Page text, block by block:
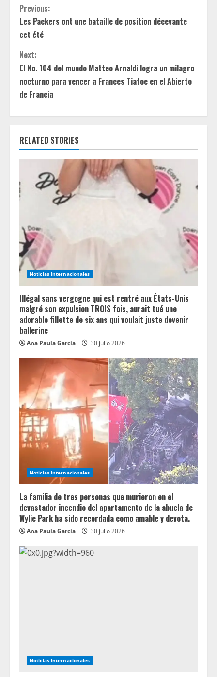
C
o
n
t
i
n
u
e
e
d
i
n
g
Previous:
Les Packers ont une bataille de position décevante
cet été
Next:
El No. 104 del mundo Matteo Arnaldi logra un milagro
nocturno para vencer a Frances Tiafoe en el Abierto
de Francia
RELATED STORIES
Noticias Internacionales
Illégal sans vergogne qui est rentré aux États-Unis
malgré son expulsion TROIS fois, aurait tué une
adorable fillette de six ans qui voulait juste devenir
ballerine
Ana Paula García 30 julio 2026
Noticias Internacionales
La familia de tres personas que murieron en el
devastador incendio del apartamento de la abuela de
Wylie Park ha sido recordada como amable y devota.
Ana Paula García 30 julio 2026
Noticias Internacionales